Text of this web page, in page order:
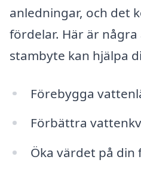
anledningar, och det
fördelar. Här är
stambyte kan hjälpa
Förebygga
Förbättra
Öka värdet på din